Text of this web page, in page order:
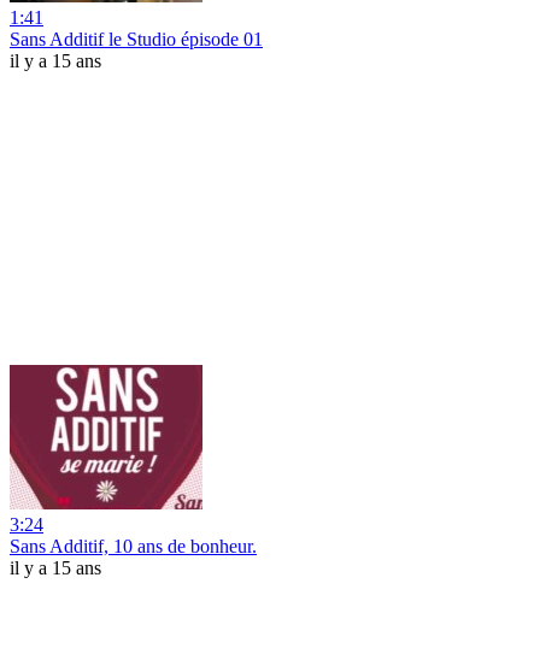
1:41
Sans Additif le Studio épisode 01
il y a 15 ans
3:24
Sans Additif, 10 ans de bonheur.
il y a 15 ans